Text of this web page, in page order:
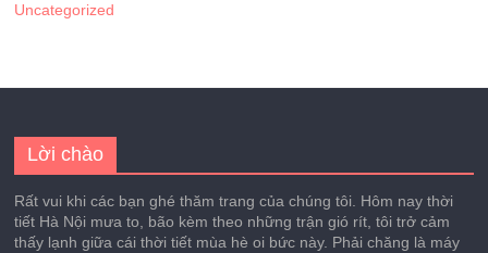
Uncategorized
Lời chào
Rất vui khi các bạn ghé thăm trang của chúng tôi. Hôm nay thời
tiết Hà Nội mưa to, bão kèm theo những trận gió rít, tôi trở cảm
thấy lạnh giữa cái thời tiết mùa hè oi bức này. Phải chăng là máy